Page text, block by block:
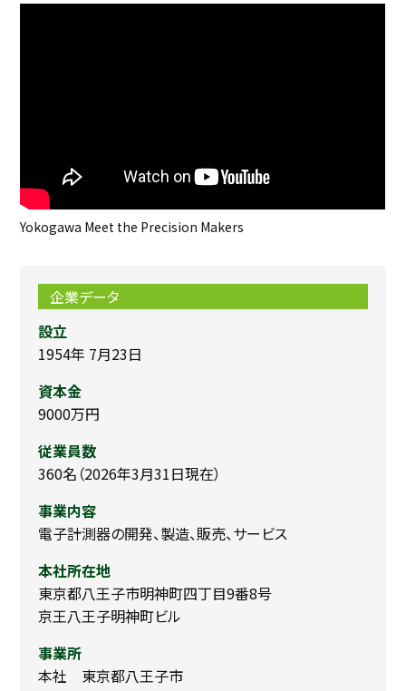
Yokogawa Meet the Precision Makers
企業データ
設立
1954年 7月23日
資本金
9000万円
従業員数
360名（2026年3月31日現在）
事業内容
電子計測器の開発、製造、販売、サービス
本社所在地
東京都八王子市明神町四丁目9番8号
京王八王子明神町ビル
事業所
本社 東京都八王子市